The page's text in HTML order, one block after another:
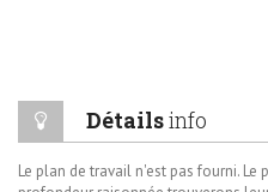
Détailsinfo
Le plan de travail n'est pas fourni. Le